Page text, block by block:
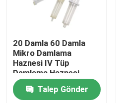
Ana sayfa
20 Damla 60 Damla
Mikro Damlama
Haznesi IV Tüp
Damlama Haznesi
Talep Gönder